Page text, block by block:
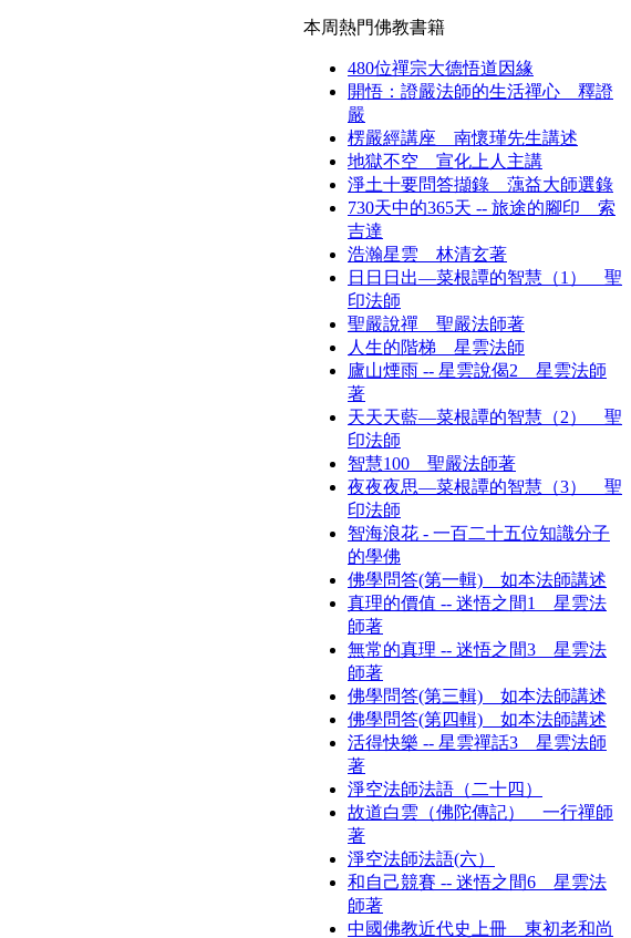
本周熱門佛教書籍
480位禪宗大德悟道因緣
開悟：證嚴法師的生活禪心 釋證
嚴
楞嚴經講座 南懷瑾先生講述
地獄不空 宣化上人主講
淨土十要問答擷錄 蕅益大師選錄
730天中的365天 -- 旅途的腳印 索
吉達
浩瀚星雲 林清玄著
日日日出—菜根譚的智慧（1） 聖
印法師
聖嚴說禪 聖嚴法師著
人生的階梯 星雲法師
廬山煙雨 -- 星雲說偈2 星雲法師
著
天天天藍—菜根譚的智慧（2） 聖
印法師
智慧100 聖嚴法師著
夜夜夜思—菜根譚的智慧（3） 聖
印法師
智海浪花 - 一百二十五位知識分子
的學佛
佛學問答(第一輯) 如本法師講述
真理的價值 -- 迷悟之間1 星雲法
師著
無常的真理 -- 迷悟之間3 星雲法
師著
佛學問答(第三輯) 如本法師講述
佛學問答(第四輯) 如本法師講述
活得快樂 -- 星雲禪話3 星雲法師
著
淨空法師法語（二十四）
故道白雲（佛陀傳記） 一行禪師
著
淨空法師法語(六）
和自己競賽 -- 迷悟之間6 星雲法
師著
中國佛教近代史上冊 東初老和尚